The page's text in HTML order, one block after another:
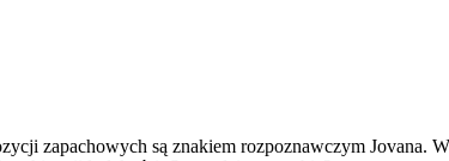
zapachowych są znakiem rozpoznawczym